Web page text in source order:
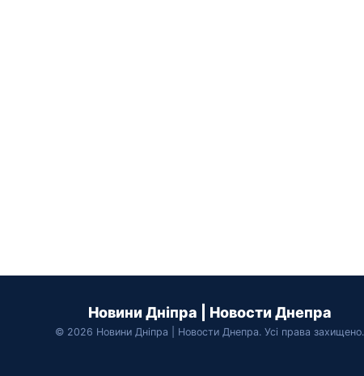
Новини Дніпра | Новости Днепра
© 2026 Новини Дніпра | Новости Днепра. Усі права захищено.